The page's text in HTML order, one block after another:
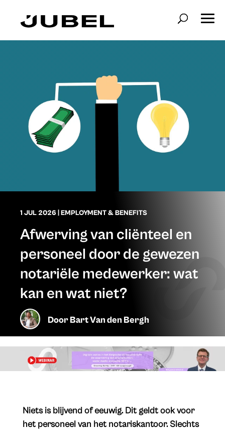
1 JUL 2026 |EMPLOYMENT & BENEFITS
Afwerving van cliënteel en
personeel door de gewezen
notariële medewerker: wat
kan en wat niet?
DoorBart Van den Bergh
Niets is blijvend of eeuwig. Dit geldt ook voor
het personeel van het notariskantoor. Slechts